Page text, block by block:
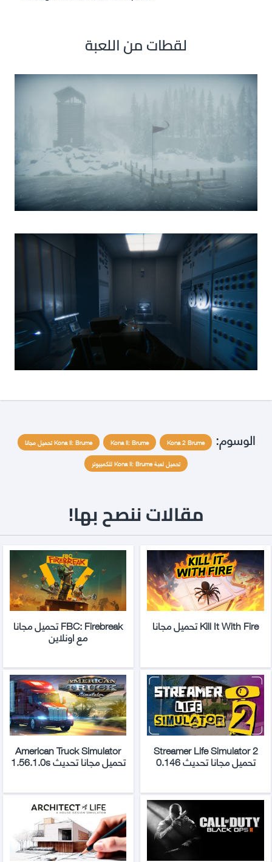
لقطات من اللعبة
الوسوم: Kona 2 Brume
Kona II: Brume
Kona II: Brume تحميل مجانا
تحميل لعبة Kona II: Brume للكمبيوتر
مقالات ننصح بها!
Kill It With Fire تحميل مجانا FBC: Firebreak تحميل مجانا
مع اونلاين
Streamer Life Simulator 2
تحميل مجانا تحديث 0.146
American Truck Simulator
تحميل مجانا تحديث 1.56.1.0s